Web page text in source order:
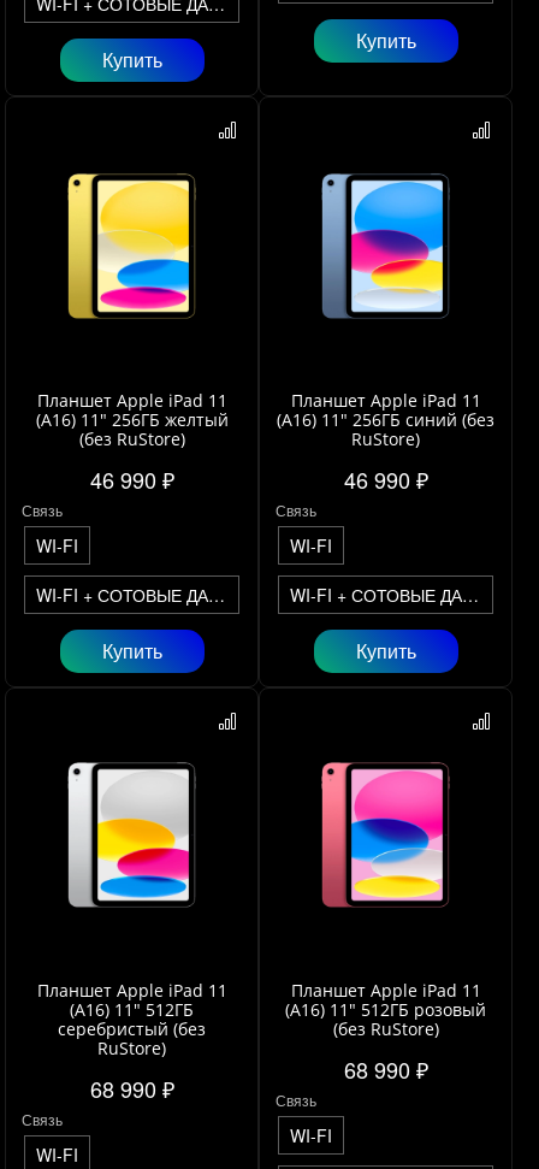
Купить
Купить
Планшет Apple iPad 11
(A16) 11" 256ГБ желтый
(без RuStore)
46 990 ₽
Связь
WI-FI
WI-FI + СОТОВЫЕ ДАННЫЕ
Купить
Планшет Apple iPad 11
(A16) 11" 256ГБ синий (без
RuStore)
46 990 ₽
Связь
WI-FI
WI-FI + СОТОВЫЕ ДАННЫЕ
Купить
Планшет Apple iPad 11
(A16) 11" 512ГБ
серебристый (без
RuStore)
68 990 ₽
Связь
WI-FI
Планшет Apple iPad 11
(A16) 11" 512ГБ розовый
(без RuStore)
68 990 ₽
Связь
WI-FI